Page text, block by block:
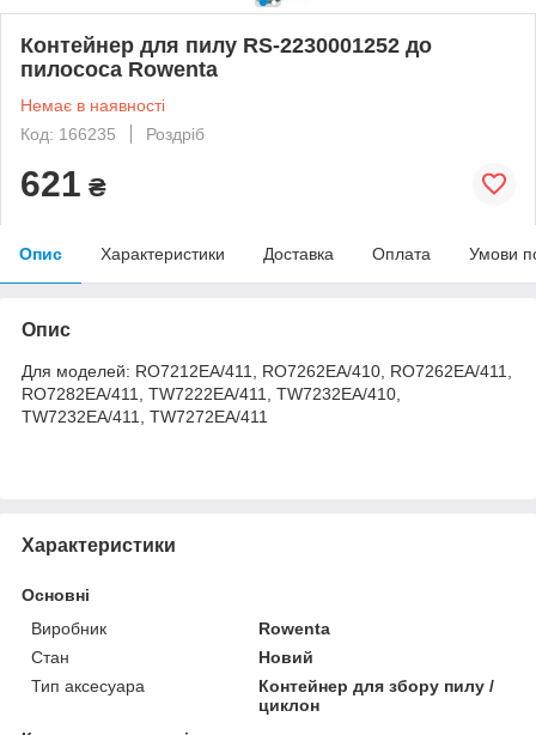
Контейнер для пилу RS-2230001252 до
пилососа Rowenta
Немає в наявності
Код: 166235
Роздріб
621 ₴
Опис Характеристики Доставка Оплата Умови
Опис
Для моделей: RO7212EA/411, RO7262EA/410, RO7262EA/411,
RO7282EA/411, TW7222EA/411, TW7232EA/410,
TW7232EA/411, TW7272EA/411
Характеристики
Основні
Виробник
Rowenta
Стан
Новий
Тип аксесуара
Контейнер для збору пилу /
циклон